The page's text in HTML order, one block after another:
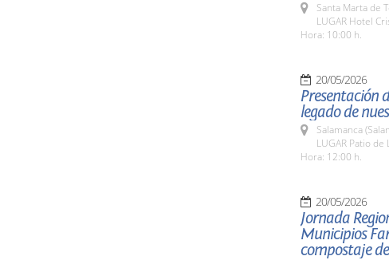
Santa Marta de
LUGAR Hotel
Hora: 10:00 h.
20/05/2026
Presentación
legado de
Salamanca
LUGAR Patio de
Hora: 12:00 h.
20/05/2026
Jornada
Municipios
compostaje